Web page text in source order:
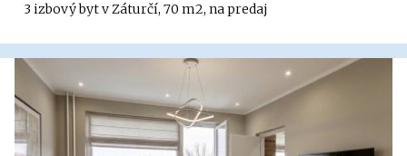
3 izbový byt v Záturčí, 70 m2, na predaj